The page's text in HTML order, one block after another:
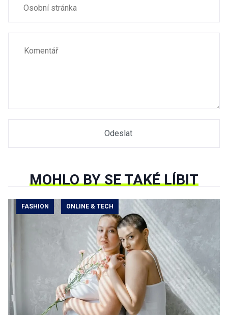
MOHLO BY SE TAKÉ LÍBIT
FASHION ONLINE & TECH